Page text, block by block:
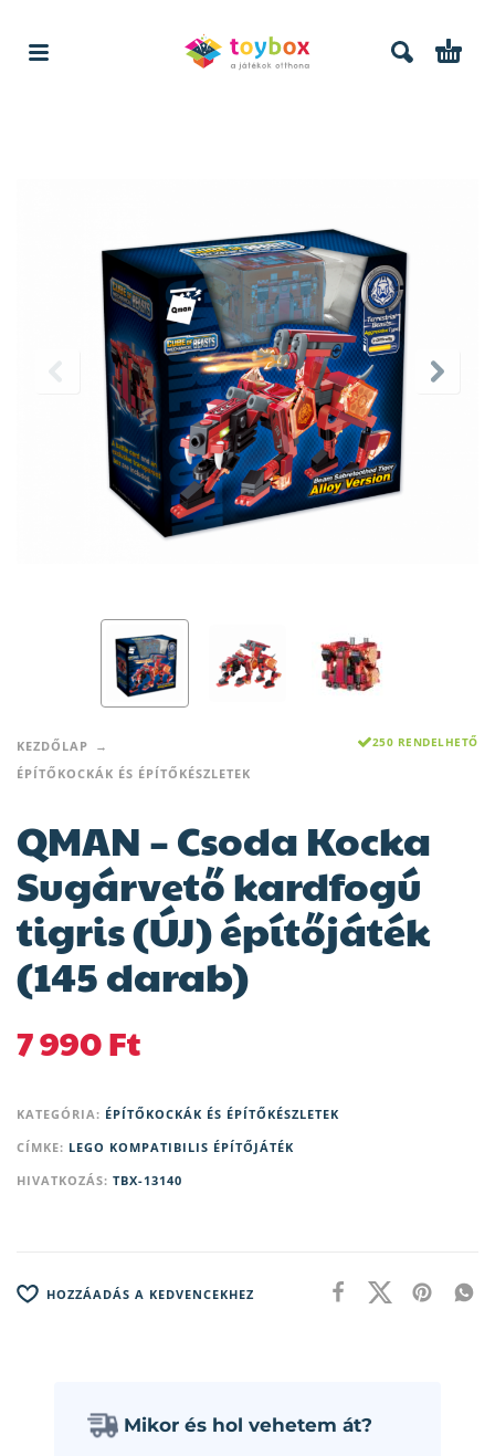
KEZDŐLAP
ÉPÍTŐKOCKÁK ÉS ÉPÍTŐKÉSZLETEK
250 RENDELHETŐ
QMAN – Csoda Kocka
Sugárvető kardfogú
tigris (ÚJ) építőjáték
(145 darab)
7 990Ft
KATEGÓRIA: ÉPÍTŐKOCKÁK ÉS ÉPÍTŐKÉSZLETEK
CÍMKE: LEGO KOMPATIBILIS ÉPÍTŐJÁTÉK
HIVATKOZÁS: TBX-13140
HOZZÁADÁS A KEDVENCEKHEZ
Mikor és hol vehetem át?